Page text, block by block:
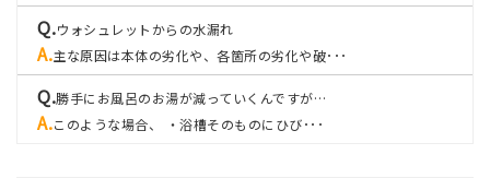
ウォシュレットからの水漏れ
主な原因は本体の劣化や、各箇所の劣化や破･･･
勝手にお風呂のお湯が減っていくんですが…
このような場合、 ・浴槽そのものにひび･･･